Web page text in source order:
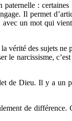
:
Il permet
un mot qui
vérité des sujets
narcissisme,
de Dieu. Il y a
de